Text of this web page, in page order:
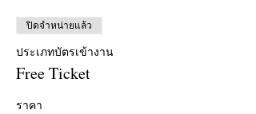
ปิดจำหน่ายแล้ว
ประเภทบัตรเข้างาน
Free Ticket
ราคา